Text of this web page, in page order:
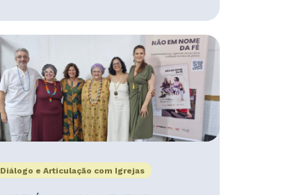
Diálogo e Articulação com Igrejas